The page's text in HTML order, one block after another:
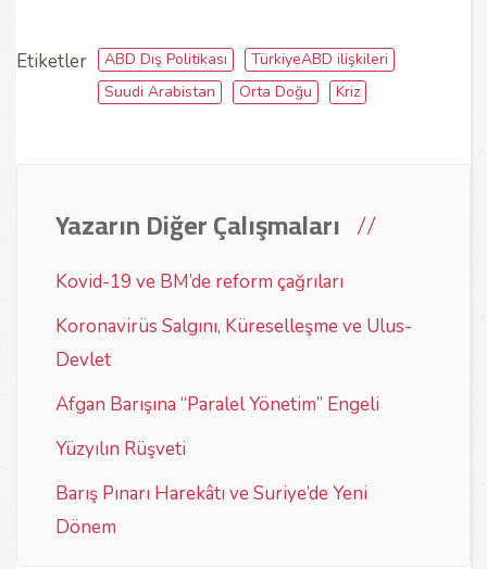
Etiketler ABD Dış Politikası
TürkiyeABD ilişkileri
Suudi Arabistan
Orta Doğu Kriz
Yazarın Diğer Çalışmaları
Kovid-19 ve BM’de reform çağrıları
Koronavirüs Salgını, Küreselleşme ve Ulus-
Devlet
Afgan Barışına “Paralel Yönetim” Engeli
Yüzyılın Rüşveti
Barış Pınarı Harekâtı ve Suriye’de Yeni
Dönem